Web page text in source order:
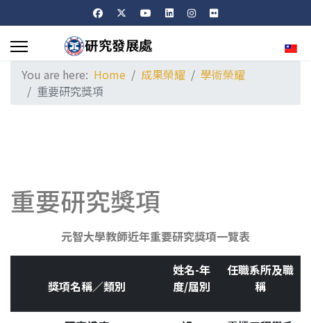
You are here: Home 成果榮耀
學術榮耀
重要研究獎項
重要研究獎項
元智大學教師近年重要研究獎項一覽表
獎項名稱／類別
姓名-年
度/屆別
任職系所及職
稱